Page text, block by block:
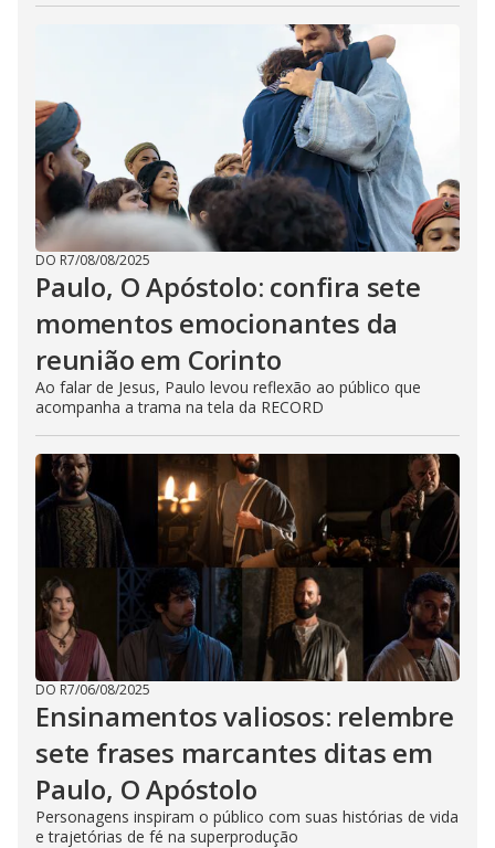
DO R7/08/08/2025
Paulo, O Apóstolo: confira sete
momentos emocionantes da
reunião em Corinto
Ao falar de Jesus, Paulo levou reflexão ao público que
acompanha a trama na tela da RECORD
DO R7/06/08/2025
Ensinamentos valiosos: relembre
sete frases marcantes ditas em
Paulo, O Apóstolo
Personagens inspiram o público com suas histórias de vida
e trajetórias de fé na superprodução